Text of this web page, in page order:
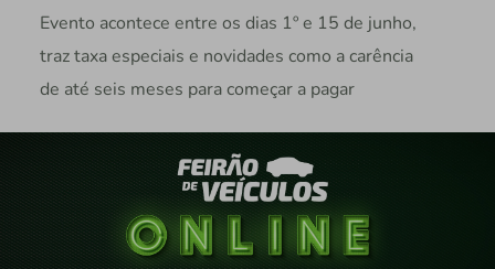
Evento acontece entre os dias 1º e 15 de junho,
traz taxa especiais e novidades como a carência
de até seis meses para começar a pagar